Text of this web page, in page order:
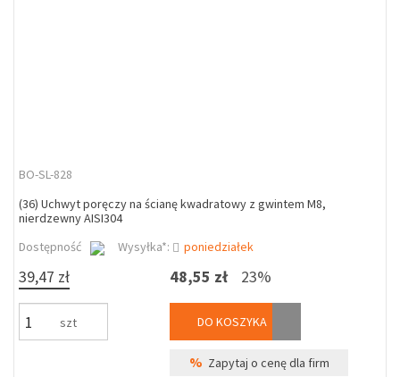
BO-SL-828
(36) Uchwyt poręczy na ścianę kwadratowy z gwintem M8,
nierdzewny AISI304
Dostępność
Wysyłka*: poniedziałek
39,47 zł
szt
48,55 zł 23%
DO KOSZYKA
% Zapytaj o cenę dla firm